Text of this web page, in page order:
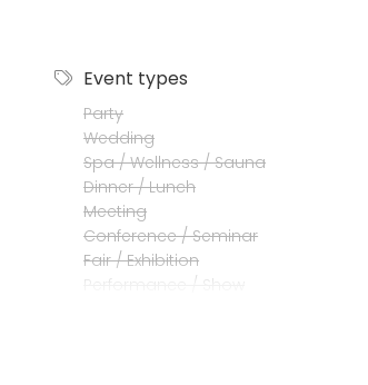
Event types
Party
Wedding
Spa / Wellness / Sauna
Dinner / Lunch
Meeting
Conference / Seminar
Fair / Exhibition
Performance / Show